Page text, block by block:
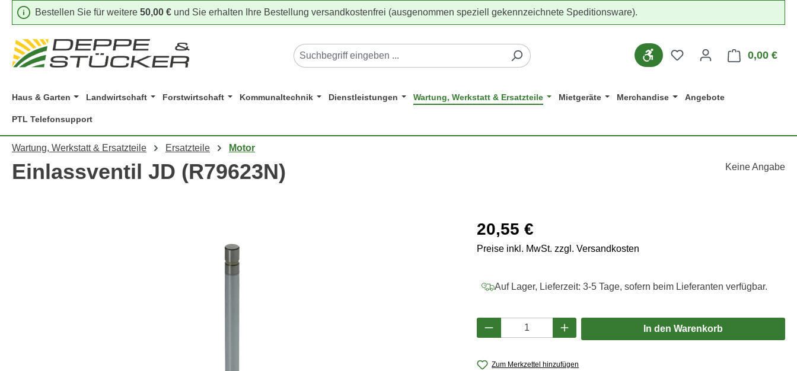
Hauptinhalt springen
Zur Suche springen
Zur Hauptnavigation springen
Bestellen Sie für weitere 50,00 € und Sie erhalten Ihre Bestellung versandkostenfrei (ausgenommen speziell gekennzeichnete Speditionsware).
Werkzeugleiste anzeigen
Du hast 0 Produkte auf
0,00 €
Haus & Garten Landwirtschaft Forstwirtschaft Kommunaltechnik Dienstleistungen Wartung, Werkstatt & Ersatzteile Mietgeräte Merchandise Angebote
PTL Telefonsupport
Wartung, Werkstatt & Ersatzteile Ersatzteile Motor
Einlassventil JD (R79623N) Keine Angabe
Regulärer Preis:
20,55 €
Preise inkl. MwSt. zzgl. Versandkosten
Auf Lager, Lieferzeit: 3-5 Tage, sofern beim Lieferanten verfügbar.
Produkt Anzahl: Gib den gewünschten Wert ein
In den Warenkorb
Zum Merkzettel hinzufügen